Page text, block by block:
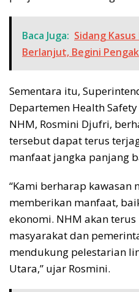
Baca Juga: Sidang
Berlanjut, Begini
Sementara itu,
Departemen Health
NHM, Rosmini Djufri,
tersebut dapat terus
manfaat jangka panjang
“Kami berharap kawasan
memberikan manfaat,
ekonomi. NHM akan
masyarakat dan
mendukung pelestarian
Utara,” ujar Rosmini.